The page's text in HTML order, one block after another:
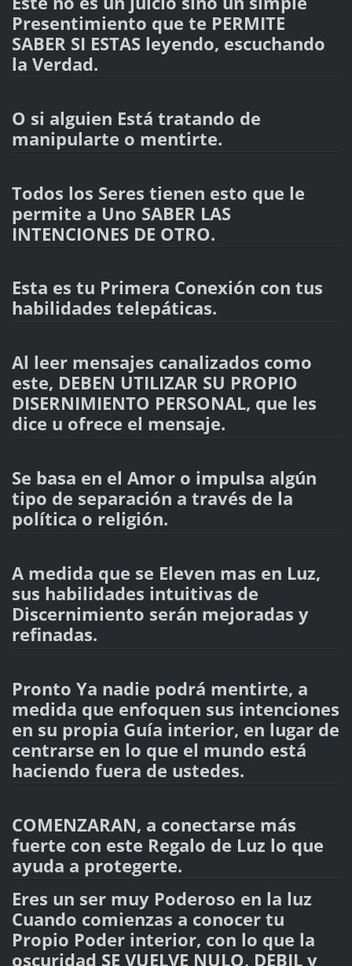
Presentimiento que te PERMITE
SABER SI ESTAS leyendo, escuchando
la Verdad.
O si alguien Está tratando de
manipularte o mentirte.
Todos los Seres tienen esto que le
permite a Uno SABER LAS
INTENCIONES DE OTRO.
Esta es tu Primera Conexión con tus
habilidades telepáticas.
Al leer mensajes canalizados como
este, DEBEN UTILIZAR SU PROPIO
DISERNIMIENTO PERSONAL, que les
dice u ofrece el mensaje.
Se basa en el Amor o impulsa algún
tipo de separación a través de la
política o religión.
A medida que se Eleven mas en Luz,
sus habilidades intuitivas de
Discernimiento serán mejoradas y
refinadas.
Pronto Ya nadie podrá mentirte, a
medida que enfoquen sus intenciones
en su propia Guía interior, en lugar de
centrarse en lo que el mundo está
haciendo fuera de ustedes.
COMENZARAN, a conectarse más
fuerte con este Regalo de Luz lo que
ayuda a protegerte.
Eres un ser muy Poderoso en la luz
Cuando comienzas a conocer tu
Propio Poder interior, con lo que la
oscuridad SE VUELVE NULO, DEBIL y